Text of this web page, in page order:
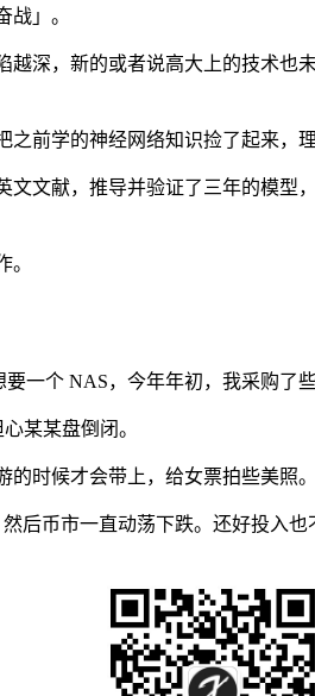
」。
深，新的或者说高大上的技术
前学的神经网络知识捡了起来，
文献，推导并验证了三年的模
一个 NAS，今年年初，我采购了
某某盘倒闭。
时候才会带上，给女票拍些美照。
后币市一直动荡下跌。还好投入